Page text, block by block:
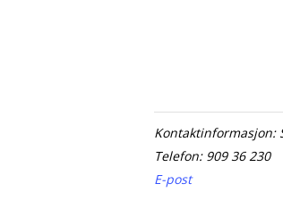
Kontaktinformasjon:
Telefon: 909 36 230
E-post